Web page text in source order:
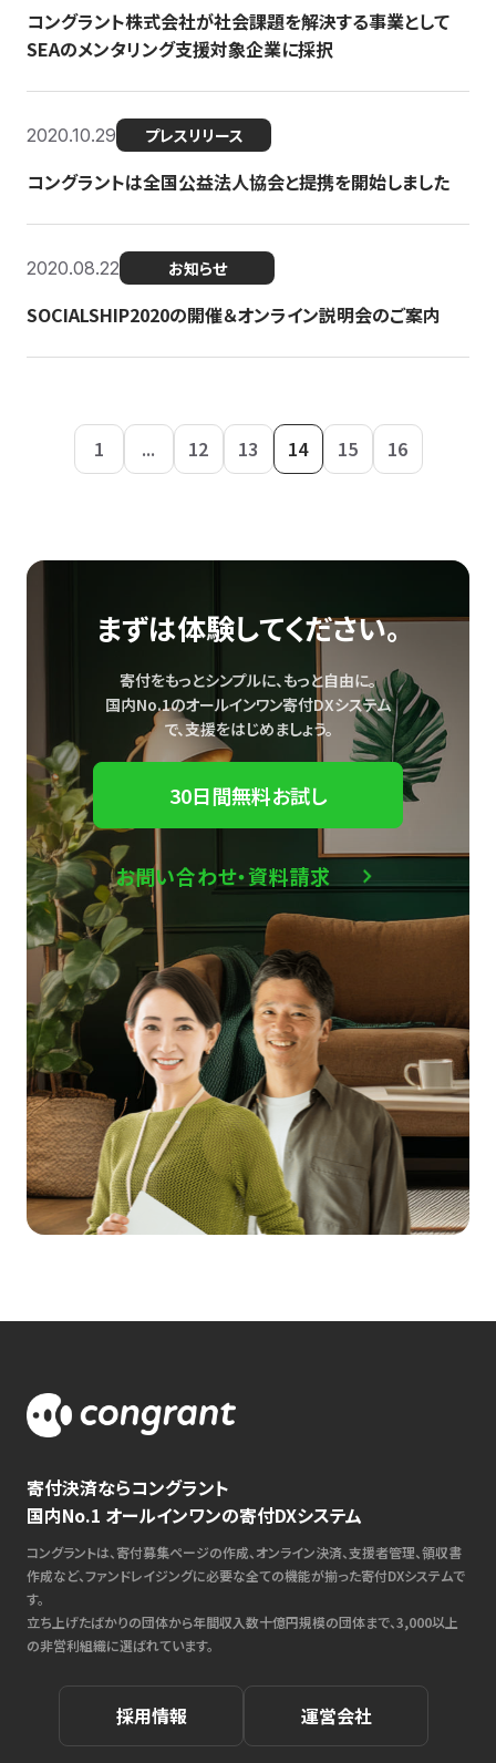
コングラント株式会社が社会課題を解決する事業として
SEAのメンタリング支援対象企業に採択
2020.10.29 プレスリリース
コングラントは全国公益法人協会と提携を開始しました
2020.08.22 お知らせ
SOCIALSHIP2020の開催＆オンライン説明会のご案内
1 ... 12 13 14 15 16
まずは体験してください。
寄付をもっとシンプルに、もっと自由に。
国内No.1のオールインワン寄付DXシステム
で、支援をはじめましょう。
30日間無料お試し
お問い合わせ・資料請求
寄付決済ならコングラント
国内No.1 オールインワンの寄付DXシステム
コングラントは、寄付募集ページの作成、オンライン決済、支援者管理、領収書
作成など、ファンドレイジングに必要な全ての機能が揃った寄付DXシステムで
す。
立ち上げたばかりの団体から年間収入数十億円規模の団体まで、3,000以上
の非営利組織に選ばれています。
採用情報 運営会社